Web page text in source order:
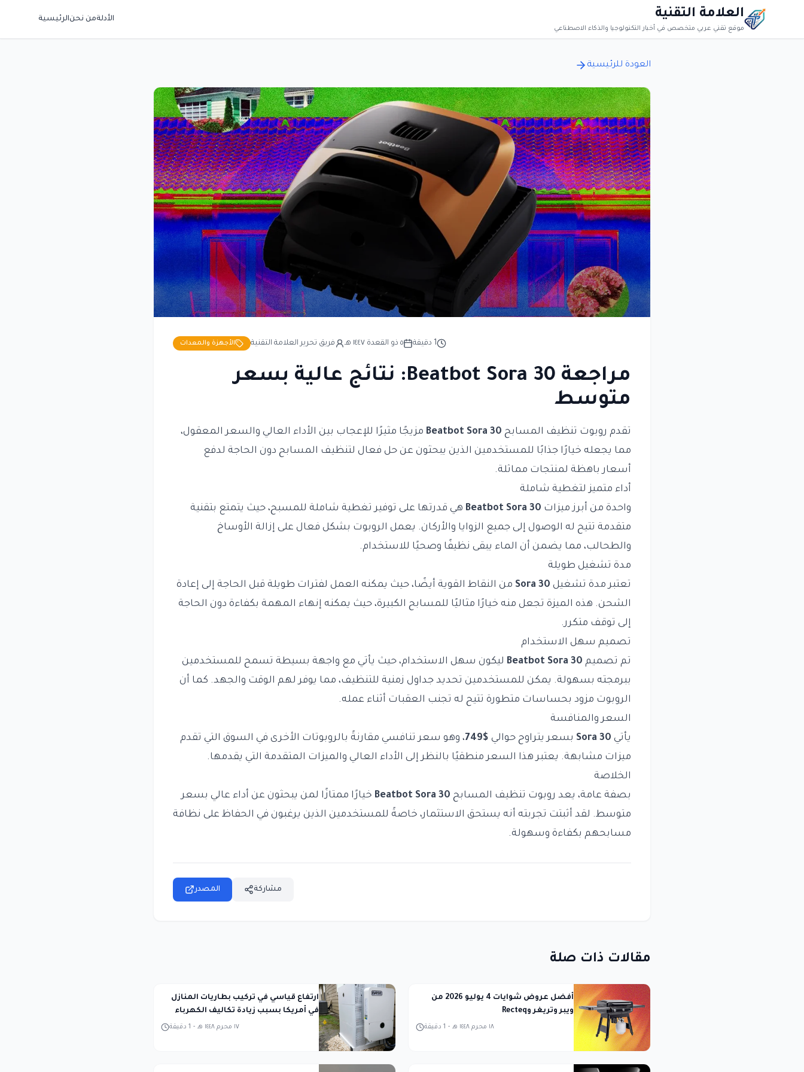
العلامة التقنية
موقع تقني عربي متخصص في أخبار التكنولوجيا والذكاء الاصطناعي
الأدلةمن نحنالرئيسية
العودة للرئيسية
الأجهزة والمعدات فريق تحرير العلامة التقنية ٥ ذو القعدة ١٤٤٧ هـ 1 دقيقة
مراجعة Beatbot Sora 30: نتائج عالية بسعر
متوسط
تقدم روبوت تنظيف المسابح Beatbot Sora 30 مزيجًا مثيرًا للإعجاب بين الأداء العالي والسعر المعقول،
مما يجعله خيارًا جذابًا للمستخدمين الذين يبحثون عن حل فعال لتنظيف المسابح دون الحاجة لدفع
أسعار باهظة لمنتجات مماثلة.
أداء متميز لتغطية شاملة
واحدة من أبرز ميزات Beatbot Sora 30 هي قدرتها على توفير تغطية شاملة للمسبح، حيث يتمتع بتقنية
متقدمة تتيح له الوصول إلى جميع الزوايا والأركان. يعمل الروبوت بشكل فعال على إزالة الأوساخ
والطحالب، مما يضمن أن الماء يبقى نظيفًا وصحيًا للاستخدام.
مدة تشغيل طويلة
تعتبر مدة تشغيل Sora 30 من النقاط القوية أيضًا، حيث يمكنه العمل لفترات طويلة قبل الحاجة إلى إعادة
الشحن. هذه الميزة تجعل منه خيارًا مثاليًا للمسابح الكبيرة، حيث يمكنه إنهاء المهمة بكفاءة دون الحاجة
إلى توقف متكرر.
تصميم سهل الاستخدام
تم تصميم Beatbot Sora 30 ليكون سهل الاستخدام، حيث يأتي مع واجهة بسيطة تسمح للمستخدمين
ببرمجته بسهولة. يمكن للمستخدمين تحديد جداول زمنية للتنظيف، مما يوفر لهم الوقت والجهد. كما أن
الروبوت مزود بحساسات متطورة تتيح له تجنب العقبات أثناء عمله.
السعر والمنافسة
يأتي Sora 30 بسعر يتراوح حوالي $749
، وهو سعر تنافسي مقارنةً بالروبوتات الأخرى في السوق التي تقدم
ميزات مشابهة. يعتبر هذا السعر منطقيًا بالنظر إلى الأداء العالي والميزات المتقدمة التي يقدمها.
الخلاصة
بصفة عامة، يعد روبوت تنظيف المسابح Beatbot Sora 30 خيارًا ممتازًا لمن يبحثون عن أداء عالي بسعر
متوسط. لقد أثبتت تجربته أنه يستحق الاستثمار، خاصةً للمستخدمين الذين يرغبون في الحفاظ على نظافة
مسابحهم بكفاءة وسهولة.
المصدر مشاركة
مقالات ذات صلة
أفضل عروض شوايات 4 يوليو 2026 من
ويبر وتريغر وRecteq
1 دقيقة - ١٨ محرم ١٤٤٨ هـ
ارتفاع قياسي في تركيب بطاريات المنازل
في أمريكا بسبب زيادة تكاليف الكهرباء
1 دقيقة - ١٧ محرم ١٤٤٨ هـ